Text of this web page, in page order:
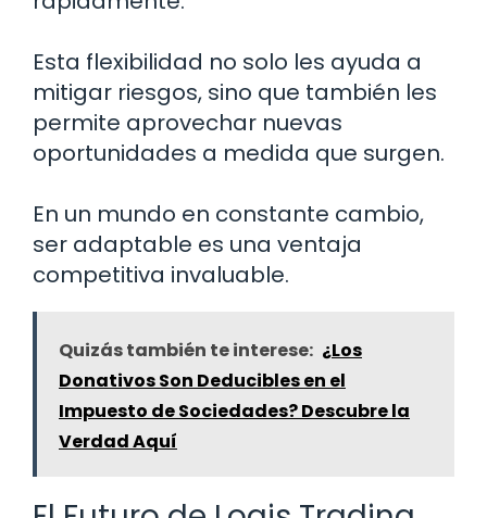
Esta flexibilidad no solo les ayuda a
mitigar riesgos, sino que también les
permite aprovechar nuevas
oportunidades a medida que surgen.
En un mundo en constante cambio,
ser adaptable es una ventaja
competitiva invaluable.
Quizás también te interese: ¿Los
Donativos Son Deducibles en el
Impuesto de Sociedades? Descubre la
Verdad Aquí